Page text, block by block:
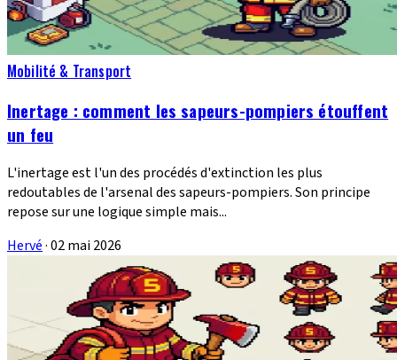
Mobilité & Transport
Inertage : comment les sapeurs-pompiers étouffent
un feu
L'inertage est l'un des procédés d'extinction les plus
redoutables de l'arsenal des sapeurs-pompiers. Son principe
repose sur une logique simple mais...
Hervé·02 mai 2026